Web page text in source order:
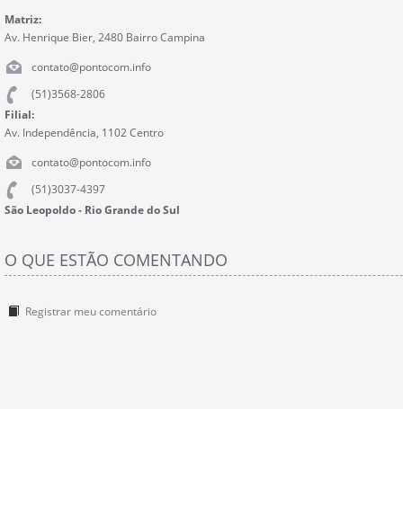
Matriz:
Av. Henrique Bier, 2480 Bairro Campina
contato@pontocom.info
(51)3568-2806
Filial:
Av. Independência, 1102 Centro
contato@pontocom.info
(51)3037-4397
São Leopoldo - Rio Grande do Sul
O QUE ESTÃO COMENTANDO
Registrar meu comentário